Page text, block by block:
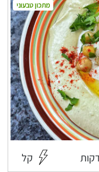
קל
מתכון טבעוני